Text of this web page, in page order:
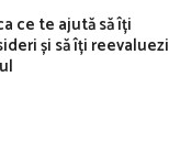
ce te ajută să îți
și să îți reevaluezi